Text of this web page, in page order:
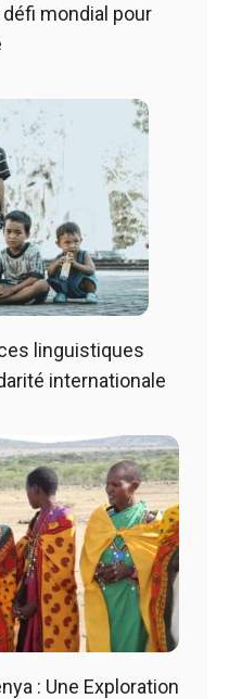
mondial pour
linguistiques
internationale
: Une Exploration